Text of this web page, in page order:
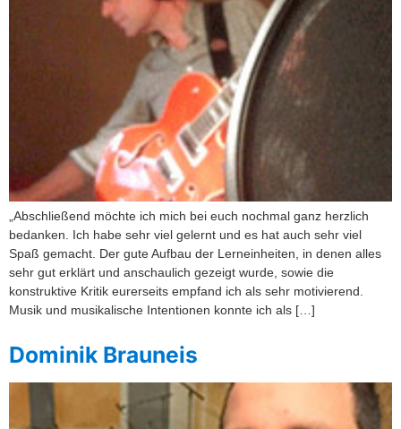
„Abschließend möchte ich mich bei euch nochmal ganz herzlich
bedanken. Ich habe sehr viel gelernt und es hat auch sehr viel
Spaß gemacht. Der gute Aufbau der Lerneinheiten, in denen alles
sehr gut erklärt und anschaulich gezeigt wurde, sowie die
konstruktive Kritik eurerseits empfand ich als sehr motivierend.
Musik und musikalische Intentionen konnte ich als […]
Dominik Brauneis